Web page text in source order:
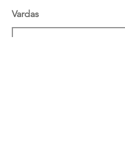
Vardas